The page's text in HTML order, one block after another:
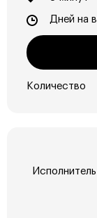
Дней на
Количество